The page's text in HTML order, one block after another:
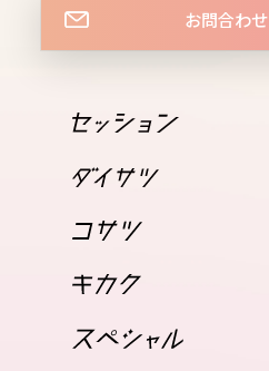
15
16
17
mon
18
tue
お問合わせ